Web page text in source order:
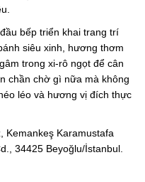
bếp triển khai trang trí
siêu xinh, hương thơm
trong xi-rô ngọt để cân
chần chờ gì nữa mà không
léo và hương vị đích thực
Kemankeş Karamustafa
34425 Beyoğlu/İstanbul.